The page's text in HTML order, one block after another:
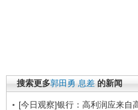
搜索更多郭田勇 息差 的新闻
[今日观察]银行：高利润应来自